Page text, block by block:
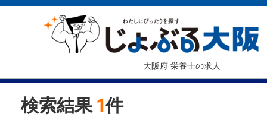
大阪府 栄養士の求人
検索結果 1件